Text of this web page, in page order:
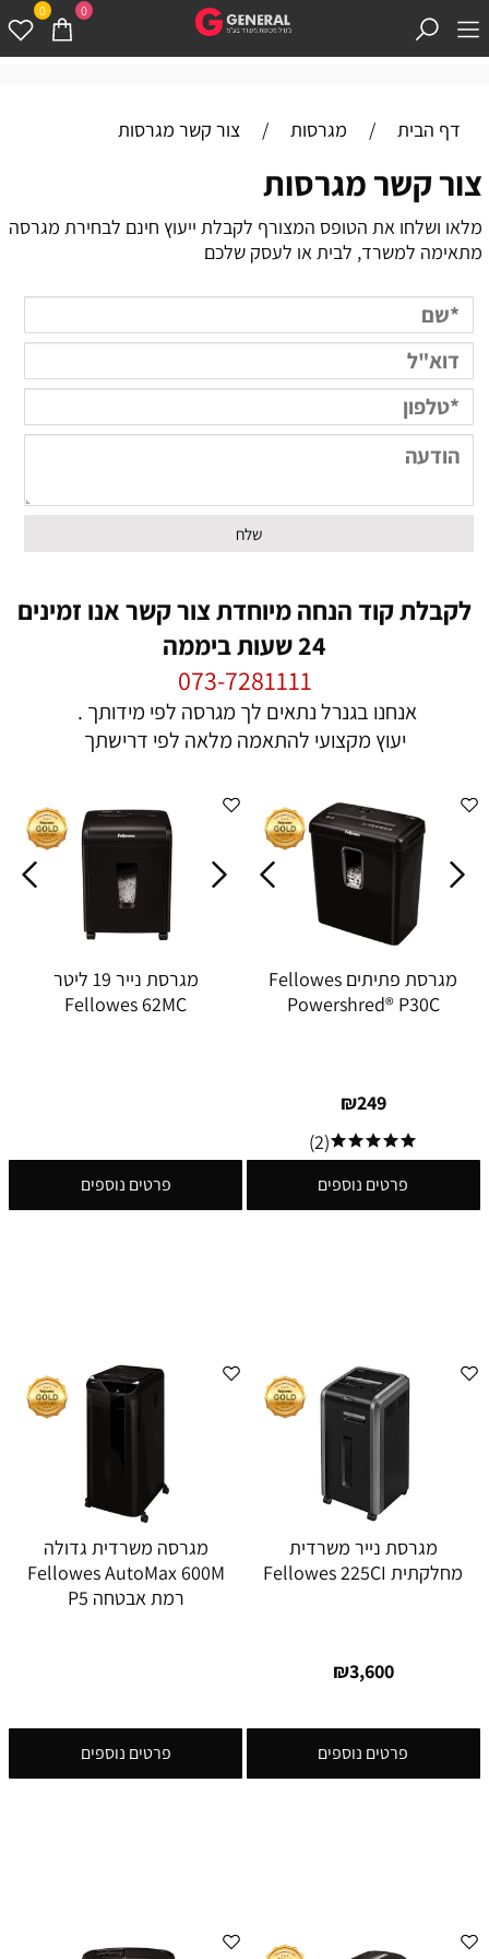
0 0
דף הבית / מגרסות / צור קשר מגרסות
צור קשר מגרסות
מלאו ושלחו את הטופס המצורף לקבלת ייעוץ חינם לבחירת מגרסה
מתאימה למשרד, לבית או לעסק שלכם
לקבלת קוד הנחה מיוחדת צור קשר אנו זמינים
24 שעות ביממה
073-7281111
אנחנו בגנרל נתאים לך מגרסה לפי מידותך .
יעוץ מקצועי להתאמה מלאה לפי דרישתך
מגרסת פתיתים Fellowes
Powershred® P30C
₪249
(2)
פרטים נוספים
מגרסת נייר ‏19 ‏ליטר
Fellowes 62MC
פרטים נוספים
מגרסת נייר משרדית
מחלקתית Fellowes 225CI
₪3,600
פרטים נוספים
מגרסה משרדית גדולה
Fellowes AutoMax 600M
רמת אבטחה P5
פרטים נוספים